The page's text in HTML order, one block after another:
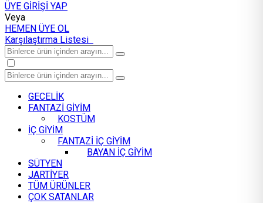
ÜYE GİRİŞİ YAP
Veya
HEMEN ÜYE OL
Karşılaştırma Listesi
GECELİK
FANTAZİ GİYİM
KOSTÜM
İÇ GİYİM
FANTAZİ İÇ GİYİM
BAYAN İÇ GİYİM
SÜTYEN
JARTİYER
TÜM ÜRÜNLER
ÇOK SATANLAR